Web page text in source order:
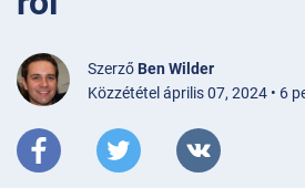
Szerző Ben Wilder
Közzététel április 07, 2024 • 6